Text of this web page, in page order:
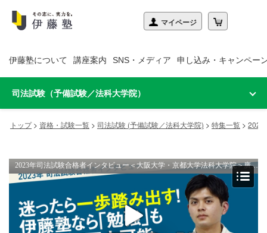
伊藤塾について 講座案内 SNS・メディア 申し込み・キャンペー
司法試験（予備試験／法科大学院）
トップ> 資格・試験一覧 > 司法試験 (予備試験／法科大学院) > 特集一覧 > 2023